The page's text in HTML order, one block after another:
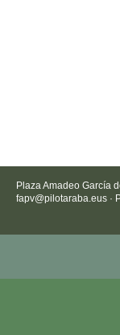
Plaza Amadeo García
fapv@pilotaraba.eus ·